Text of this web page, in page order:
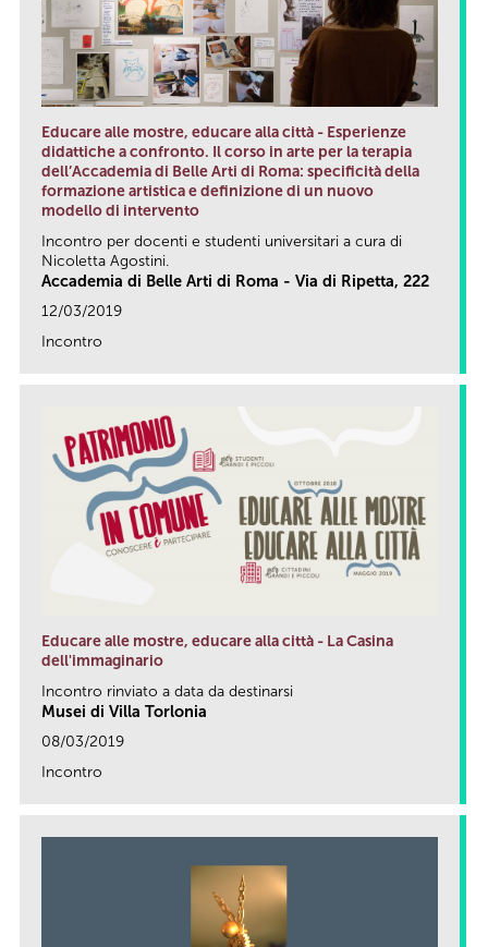
Educare alle mostre, educare alla città - Esperienze
didattiche a confronto. Il corso in arte per la terapia
dell’Accademia di Belle Arti di Roma: specificità della
formazione artistica e definizione di un nuovo
modello di intervento
Incontro per docenti e studenti universitari a cura di
Nicoletta Agostini.
Accademia di Belle Arti di Roma - Via di Ripetta, 222
12/03/2019
Incontro
Educare alle mostre, educare alla città - La Casina
dell'immaginario
Incontro rinviato a data da destinarsi
Musei di Villa Torlonia
08/03/2019
Incontro